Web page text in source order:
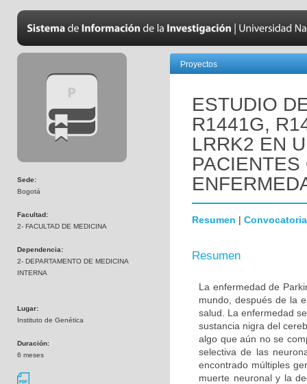
Sede:
Bogotá
Facultad:
2- FACULTAD DE MEDICINA
Dependencia:
2- DEPARTAMENTO DE MEDICINA
INTERNA
Lugar:
Instituto de Genética
Duración:
6 meses
Proyectos
ESTUDIO
R1441G,
LRRK2 EN
Resumen | Convocatoria
Resumen
La enfermedad de
mundo, después de la
salud. La enfermedad
sustancia nigra del
algo que aún no se
selectiva de las
encontrado múltiples
muerte neuronal y la